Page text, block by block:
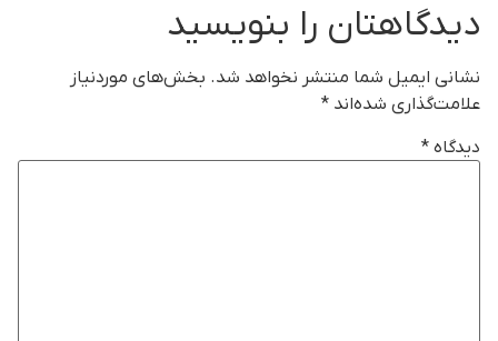
دیدگاهتان را بنویسید
نشانی ایمیل شما منتشر نخواهد شد. بخش‌های موردنیاز
علامت‌گذاری شده‌اند *
دیدگاه *